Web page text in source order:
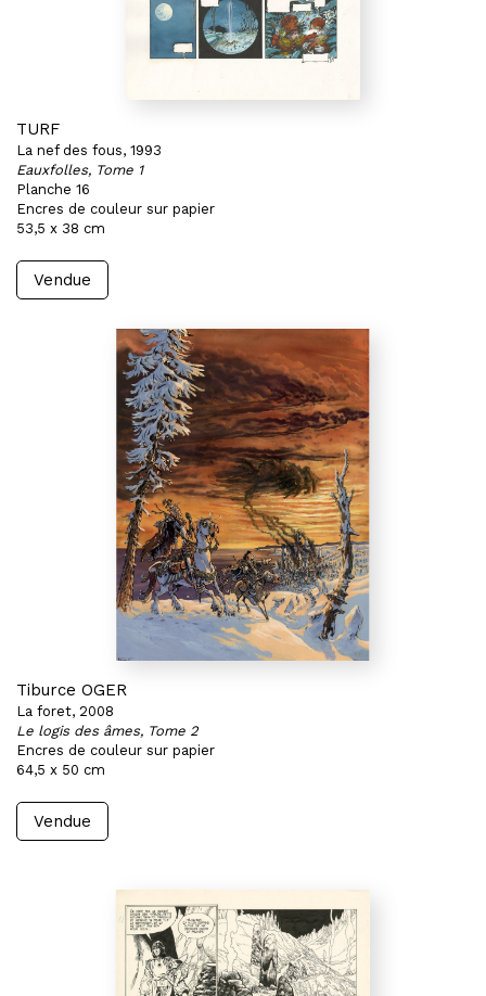
TURF
La nef des fous, 1993
Eauxfolles, Tome 1
Planche 16
Encres de couleur sur papier
53,5 x 38 cm
Vendue
Tiburce OGER
La foret, 2008
Le logis des âmes, Tome 2
Encres de couleur sur papier
64,5 x 50 cm
Vendue